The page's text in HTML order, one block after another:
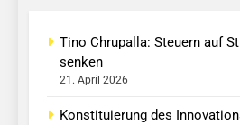
Tino Chrupalla: Steuern auf
senken
21. April 2026
Konstituierung des